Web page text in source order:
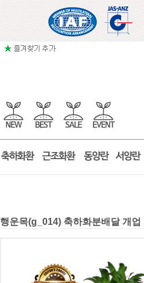
행운목(g_014) 축하화분배달 개